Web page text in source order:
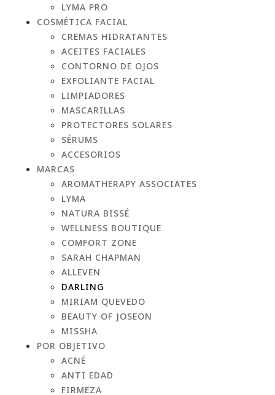
LYMA PRO
COSMÉTICA FACIAL
CREMAS HIDRATANTES
ACEITES FACIALES
CONTORNO DE OJOS
EXFOLIANTE FACIAL
LIMPIADORES
MASCARILLAS
PROTECTORES SOLARES
SÉRUMS
ACCESORIOS
MARCAS
AROMATHERAPY ASSOCIATES
LYMA
NATURA BISSÉ
WELLNESS BOUTIQUE
COMFORT ZONE
SARAH CHAPMAN
ALLEVEN
DARLING
MIRIAM QUEVEDO
BEAUTY OF JOSEON
MISSHA
POR OBJETIVO
ACNÉ
ANTI EDAD
FIRMEZA